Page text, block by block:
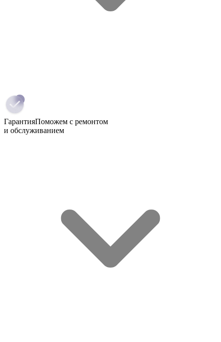
ГарантияПоможем с ремонтом
и обслуживанием